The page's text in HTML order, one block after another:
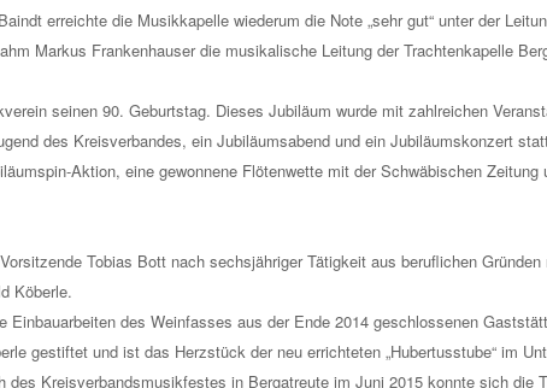
erreichte die Musikkapelle wiederum die Note „sehr gut“ unter der
Markus Frankenhauser die musikalische Leitung der Trachtenkapelle
seinen 90. Geburtstag. Dieses Jubiläum wurde mit zahlreichen
des Kreisverbandes, ein Jubiläumsabend und ein Jubiläumskonzert
Aktion, eine gewonnene Flötenwette mit der Schwäbischen
Tobias Bott nach sechsjähriger Tätigkeit aus beruflichen
Köberle.
Einbauarbeiten des Weinfasses aus der Ende 2014 geschlossenen
gestiftet und ist das Herzstück der neu errichteten „Hubertusstube“ im
des Kreisverbandsmusikfestes in Bergatreute im Juni 2015 konnte sich die